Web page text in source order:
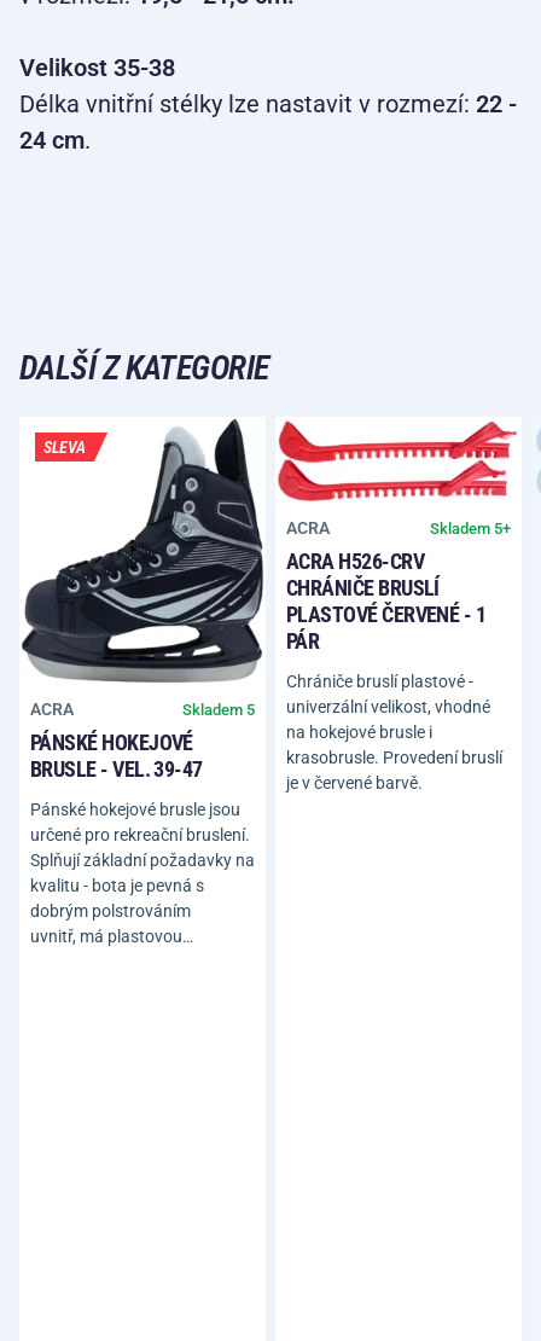
Velikost 35-38
Délka vnitřní stélky lze nastavit v rozmezí: 22 -
24 cm.
DALŠÍ Z KATEGORIE
SLEVA
ACRA Skladem 5
PÁNSKÉ HOKEJOVÉ
BRUSLE - VEL. 39-47
Pánské hokejové brusle jsou
určené pro rekreační bruslení.
Splňují základní požadavky na
kvalitu - bota je pevná s
dobrým polstrováním
uvnitř, má plastovou…
ACRA Skladem 5+
ACRA H526-CRV
CHRÁNIČE BRUSLÍ
PLASTOVÉ ČERVENÉ - 1
PÁR
Chrániče bruslí plastové -
univerzální velikost, vhodné
na hokejové brusle i
krasobrusle. Provedení bruslí
je v červené barvě.